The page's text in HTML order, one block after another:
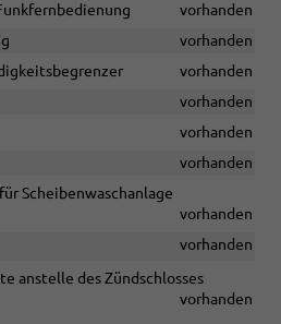
vorhanden
vorhanden
vorhanden
vorhanden
vorhanden
vorhanden
Scheibenwaschanlage
vorhanden
vorhanden
anstelle des Zündschlosses
vorhanden